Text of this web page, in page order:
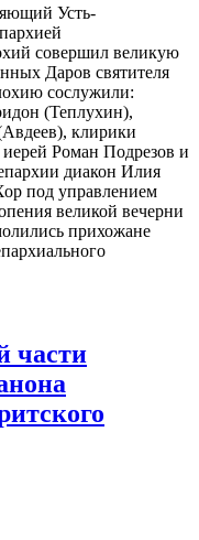
Усть-
совершил великую
Даров святителя
сослужили:
(Теплухин),
клирики
Роман Подрезов и
диакон Илия
под управлением
великой вечерни
прихожане
части